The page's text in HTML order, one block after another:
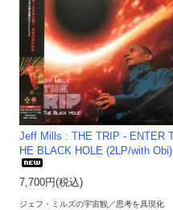
Jeff Mills : THE TRIP - ENTER T
HE BLACK HOLE (2LP/with Obi)
7,700円(税込)
ジェフ・ミルズの宇宙観／思考を具現化